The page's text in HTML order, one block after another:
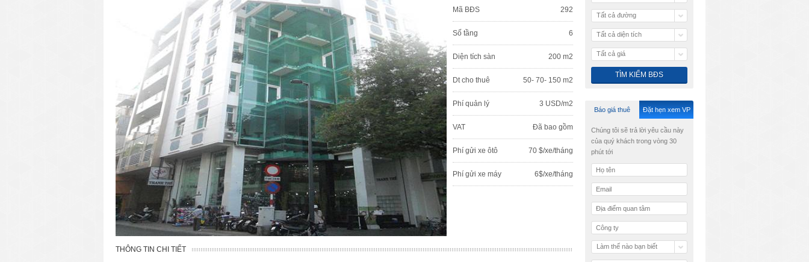
Mã BĐS 292
Số tầng 6
Diện tích sàn 200 m2
Dt cho thuê 50- 70- 150 m2
Phí quản lý 3 USD/m2
VAT Đã bao gồm
Phí gửi xe ôtô 70 $/xe/tháng
Phí gửi xe máy 6$/xe/tháng
THÔNG TIN CHI TIẾT
Tất cả đường
Tất cả diện tích
Tất cả giá
Báo giá thuê Đặt hẹn xem VP
Chúng tôi sẽ trả lời yêu cầu này
của quý khách trong vòng 30
phút tới
Làm thế nào bạn biết